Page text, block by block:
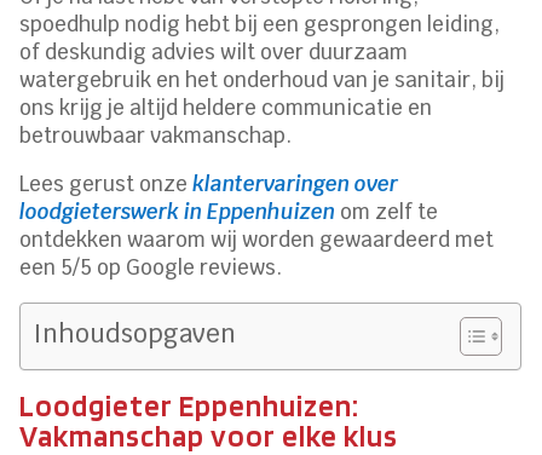
spoedhulp nodig hebt bij een gesprongen leiding,
of deskundig advies wilt over duurzaam
watergebruik en het onderhoud van je sanitair, bij
ons krijg je altijd heldere communicatie en
betrouwbaar vakmanschap.
Lees gerust onzeklantervaringen over
loodgieterswerk in Eppenhuizen om zelf te
ontdekken waarom wij worden gewaardeerd met
een 5/5 op Google reviews.
Inhoudsopgaven
Loodgieter Eppenhuizen:
Vakmanschap voor elke klus